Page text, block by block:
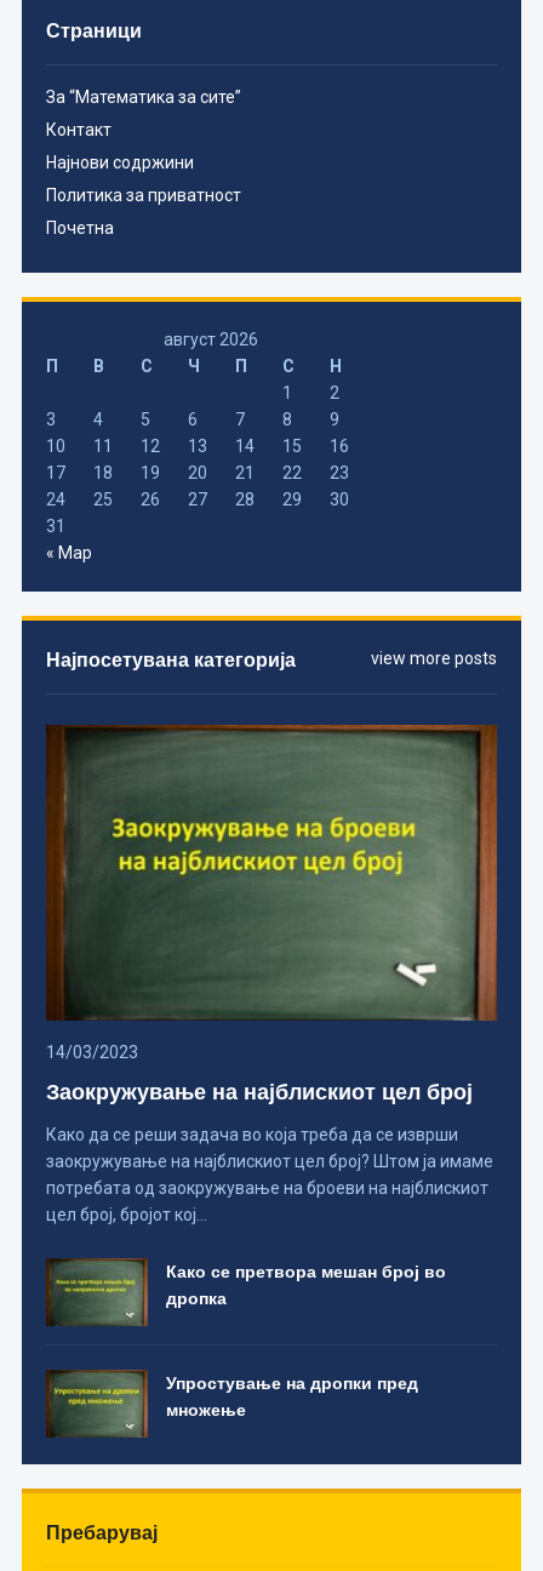
Страници
За “Математика за сите”
Контакт
Најнови содржини
Политика за приватност
Почетна
август 2026
П
В С Ч П С
Н
1
2
3
4 5 6 7 8
9
10
11 12 13 14 15
16
17
18 19 20 21 22
23
24
25 26 27 28 29
30
31
« Мар
view more posts
Најпосетувана категорија
14/03/2023
Заокружување на најблискиот цел број
Како да се реши задача во која треба да се изврши
заокружување на најблискиот цел број? Штом ја имаме
потребата од заокружување на броеви на најблискиот
цел број, бројот кој…
Како се претвора мешан број во
дропка
Упростување на дропки пред
множење
Пребарувај